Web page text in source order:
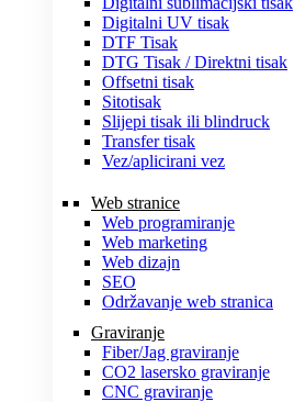
Digitalni UV tisak
DTF Tisak
DTG Tisak / Direktni tisak
Offsetni tisak
Sitotisak
Slijepi tisak ili blindruck
Transfer tisak
Vez/aplicirani vez
Web stranice
Web programiranje
Web marketing
Web dizajn
SEO
Održavanje web stranica
Graviranje
Fiber/Jag graviranje
CO2 lasersko graviranje
CNC graviranje